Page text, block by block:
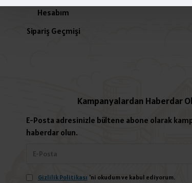
Hesabım
Sipariş Geçmişi
Kampanyalardan Haberdar Ol
E-Posta adresinizle bültene abone olarak
haberdar olun.
Gizlilik Politikası 'ni okudum ve kabul ediyorum.